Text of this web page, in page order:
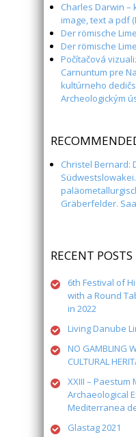
Charles Darwin
image, text a pdf
Der römische
Der römische
Počítačová
Carnuntum pre
kultúrneho
Archeologickým
Christel Bernard:
Gräberfelder.
RECENT POSTS
6th Festival of
with a Round
in 2022
Living Danube
NO GAMBLING
CULTURAL
XXIII –
Archaeological
Mediterranea
Glastag 2021